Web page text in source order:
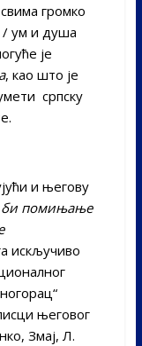
громко
/ ум и душа
је
, као што је
српску
и његову
би помињање
искључиво
његовог
Змај, Л.